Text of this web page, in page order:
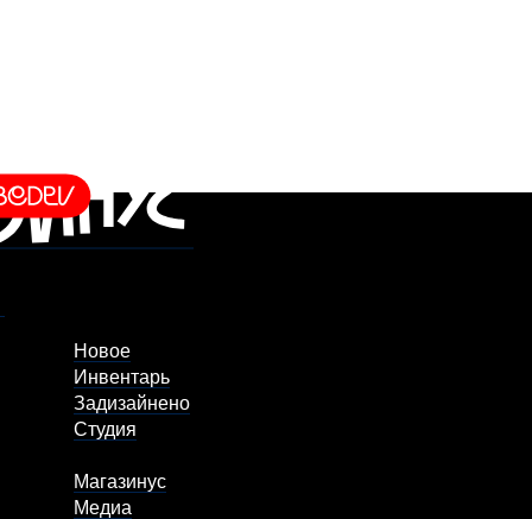
Новое
Инвентарь
Задизайнено
Студия
Магазинус
Медиа